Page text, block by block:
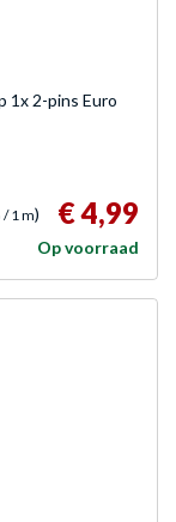
1x 2-pins Euro
/ 1 m) € 4,99
Op voorraad